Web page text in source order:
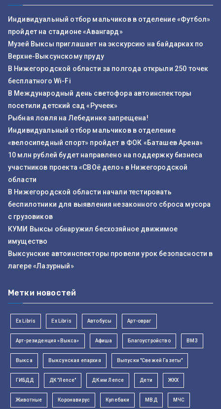
Индивидуальный отбор мальчиков в отделение «Футбол»
пройдет на стадионе «Авангард»
Музей Выксы приглашает на экскурсию на байдарках по
Верхне-Выксунскому пруду
В Нижегородской области за полгода открыли 250 точек
бесплатного Wi-Fi
В Международный день светофора автоинспекторы
посетили детский сад «Ручеек»
Рыбная ловля на Лебединке запрещена!
Индивидуальный отбор мальчиков в отделение
«велосипедный спорт» пройдет в ФОК «Баташев Арена»
10 млн рублей будет направлено на поддержку бизнеса
участников проекта «СВОё дело» в Нижегородской
области
В Нижегородской области начали тестировать
беспилотники для выявления незаконного сброса мусора
с грузовиков
КУМИ Выксы обнаружил бесхозяйное движимое
имущество
Выксунские автоинспекторы провели урок безопасности в
лагере «Лазурный»
Метки новостей
Ex Libris Ex Libris Автобусы Арт-овраг
Арт-резиденция «Выкса» Афиша Благоустройство ВМЗ
Выкса Выксунская епархия Выпуски "Свежей Газеты"
ГИБДД ДК "Лепсе" ДК им Лепсе Дети ЖКХ
Животные Коронавирус Кулебаки МВД МЧС